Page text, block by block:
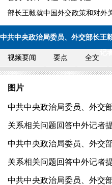
部长王毅就中国外交政策和对外
中共中央政治局委员、外交部长王
记
视频要闻 要点 全文
图片
中共中央政治局委员、外交
关系相关问题回答中外记者
中共中央政治局委员、外交
关系相关问题回答中外记者
中共中央政治局委员、外交